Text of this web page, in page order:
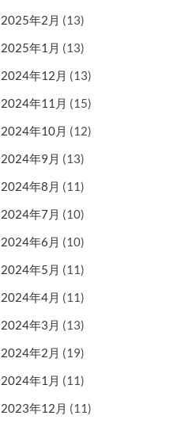
2025年2月 (13)
2025年1月 (13)
2024年12月 (13)
2024年11月 (15)
2024年10月 (12)
2024年9月 (13)
2024年8月 (11)
2024年7月 (10)
2024年6月 (10)
2024年5月 (11)
2024年4月 (11)
2024年3月 (13)
2024年2月 (19)
2024年1月 (11)
2023年12月 (11)